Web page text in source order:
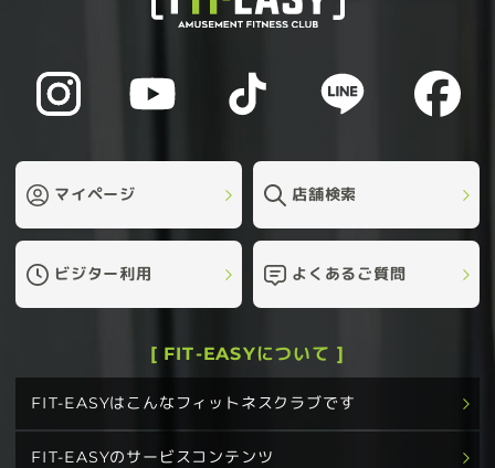
マイページ 店舗検索
ビジター利用 よくあるご質問
[ FIT-EASYについて ]
FIT-EASYはこんなフィットネスクラブです
FIT-EASYのサービスコンテンツ